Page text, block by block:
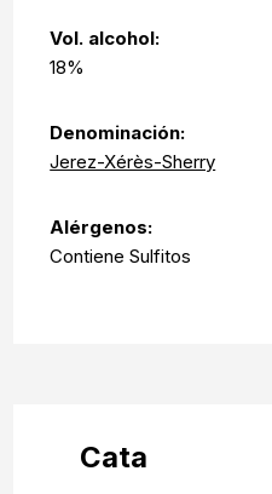
Vol. alcohol:
18%
Denominación:
Jerez-Xérès-Sherry
Alérgenos:
Contiene Sulfitos
Cata